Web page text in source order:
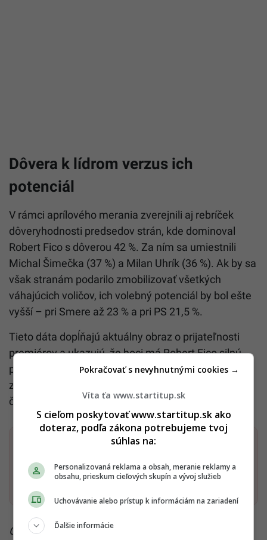
Dôvera k lídrom verzus ich
potenciál
V rámci aprílového merania zverejnili aj rebríček
dôveryhodnosti predsedov strán, kde dominoval
Robert Fico s dôverou 42 %. Za ním sa umiestnili
Michal Šimečka (37 %) a Milan Uhrík (36 %). Ak by sa
však stranám podarilo zmobilizovať všetkých
váhajúcich voličov, ich volebný potenciál by bol ešte
vyšší – pri Smere až 23 % a pri PS 21,5 %.
Tieto dáta dopĺňajú aktuálny obraz o prijateľnosti
premiérov a ukazujú, že hoci má Robert Fico silnú
pozíciu u svojich verných, jeho cesta k opätovnému
zloženiu stabilnej vlády by bola podľa aprílových
čísiel závislá od veľmi krehkých spojenectiev.
Dostaň Startitup do svojich Google odporúčaní
Pridať ako preferovaný zdroj
Startitup, odkaz sa otvorí v
Čítaj viac z kategórie:Štúdie, prieskumy a analýzy
Víta ťa www.startitup.sk
S cieľom poskytovať www.startitup.sk ako
doteraz, podľa zákona potrebujeme tvoj
súhlas na:
Personalizovaná reklama a obsah, meranie reklamy a
obsahu, prieskum cieľových skupín a vývoj služieb
Uchovávanie alebo prístup k informáciám na zariadení
Ďalšie informácie
Pokračovať s nevyhnutnými cookies →